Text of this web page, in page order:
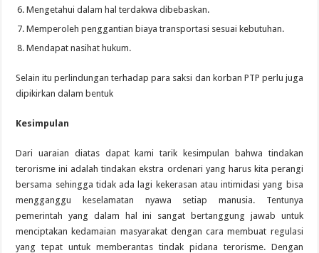
Mengetahui dalam hal terdakwa dibebaskan.
Memperoleh penggantian biaya transportasi sesuai kebutuhan.
Mendapat nasihat hukum.
Selain itu perlindungan terhadap para saksi dan korban PTP perlu juga
dipikirkan dalam bentuk
Kesimpulan
Dari uaraian diatas dapat kami tarik kesimpulan bahwa tindakan
terorisme ini adalah tindakan ekstra ordenari yang harus kita perangi
bersama sehingga tidak ada lagi kekerasan atau intimidasi yang bisa
mengganggu keselamatan nyawa setiap manusia. Tentunya
pemerintah yang dalam hal ini sangat bertanggung jawab untuk
menciptakan kedamaian masyarakat dengan cara membuat regulasi
yang tepat untuk memberantas tindak pidana terorisme. Dengan